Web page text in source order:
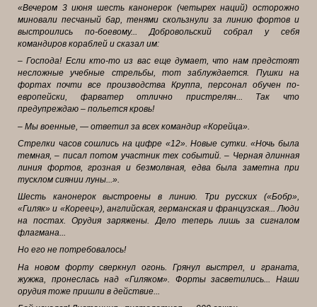
«Вечером 3 июня шесть канонерок (четырех наций) осторожно
миновали песчаный бар, тенями скользнули за линию фортов и
выстроились по-боевому... Добровольский собрал у себя
командиров кораблей и сказал им:
– Господа! Если кто-то из вас еще думает, что нам предстоят
несложные учебные стрельбы, тот заблуждается. Пушки на
фортах почти все производства Круппа, персонал обучен по-
европейски, фарватер отлично пристрелян... Так что
предупреждаю – польется кровь!
– Мы военные, — ответил за всех командир «Корейца».
Стрелки часов сошлись на цифре «12». Новые сутки. «Ночь была
темная, – писал потом участник тех событий. – Черная длинная
линия фортов, грозная и безмолвная, едва была заметна при
тусклом сиянии луны...».
Шесть канонерок выстроены в линию. Три русских («Бобр»,
«Гиляк» и «Кореец»), английская, германская и французская... Люди
на постах. Орудия заряжены. Дело теперь лишь за сигналом
флагмана...
Но его не потребовалось!
На новом форту сверкнул огонь. Грянул выстрел, и граната,
жужжа, пронеслась над «Гиляком». Форты засветились... Наши
орудия тоже пришли в действие...